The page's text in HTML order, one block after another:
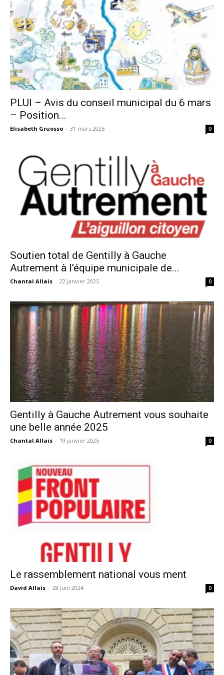
PLUI – Avis du conseil municipal du 6 mars
– Position...
Elisabeth Gruosso - 31 mars 2025 0
Soutien total de Gentilly à Gauche
Autrement à l’équipe municipale de...
Chantal Allais - 22 janvier 2025 0
Gentilly à Gauche Autrement vous souhaite
une belle année 2025
Chantal Allais - 19 janvier 2025 0
Le rassemblement national vous ment
David Allais - 28 juin 2024 0